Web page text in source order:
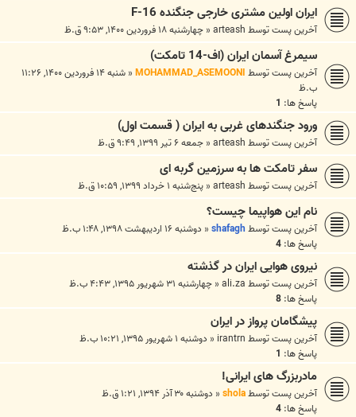
ایران اولین مشتری خارجی جنگنده F-16
آخرین پست توسط arteash
« چهارشنبه ۱۸ فروردین ۱۴۰۰, ۹:۵۳ ق.ظ
سیمرغ آسمان ایران (اف-14 تامکت)
آخرین پست توسط MOHAMMAD_ASEMOONI
«
شنبه ۱۴ فروردین ۱۴۰۰, ۱۱:۲۶
ب.ظ
پاسخ ها: 1
ورود جنگندهای غربی به ایران ( قسمت اول)
آخرین پست توسط arteash
« جمعه ۶ تیر ۱۳۹۹, ۹:۴۹ ق.ظ
سفر تامکت ها به سرزمین گربه ای
آخرین پست توسط arteash
« پنج‌شنبه ۱ خرداد ۱۳۹۹, ۱۰:۵۹ ق.ظ
نام اين هواپيما چيست؟
آخرین پست توسط shafagh
« دوشنبه ۱۶ اردیبهشت ۱۳۹۸, ۱:۴۸ ب.ظ
پاسخ ها: 4
نیروی هوایی ایران در گذشته
آخرین پست توسط ali.za
« چهارشنبه ۳۱ شهریور ۱۳۹۵, ۴:۴۳ ب.ظ
پاسخ ها: 8
پیشگامان پرواز در ایران
آخرین پست توسط irantrn
« دوشنبه ۱ شهریور ۱۳۹۵, ۱۰:۲۱ ب.ظ
پاسخ ها: 1
مادربزرگ های ایرانی!
آخرین پست توسطshola
« دوشنبه ۳۰ آذر ۱۳۹۴, ۱:۲۱ ق.ظ
پاسخ ها: 4